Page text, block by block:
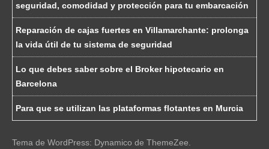
seguridad, comodidad y protección para tu embarcación
Reparación de cajas fuertes en Villamarchante: prolonga
la vida útil de tu sistema de seguridad
Lo que debes saber sobre el Broker hipotecario en
Barcelona
Para que se utilizan las plataformas flotantes en Murcia
Tema de WordPress: Dynamico de ThemeZee.